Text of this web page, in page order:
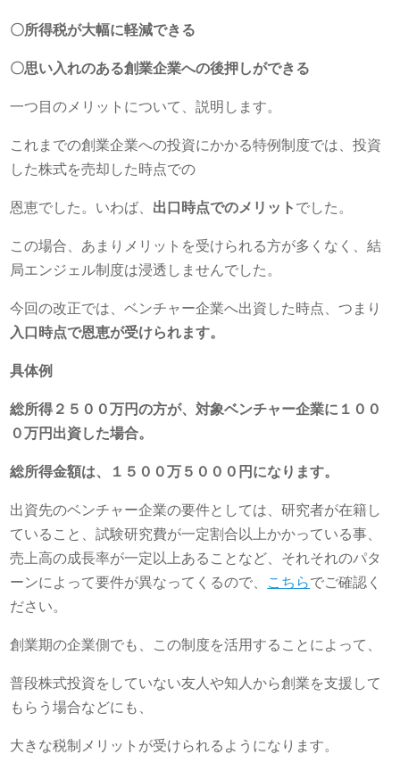
〇所得税が大幅に軽減できる
〇思い入れのある創業企業への後押しができる
一つ目のメリットについて、説明します。
これまでの創業企業への投資にかかる特例制度では、投資
した株式を売却した時点での
恩恵でした。いわば、 出口時点でのメリット でした。
この場合、あまりメリットを受けられる方が多くなく、結
局エンジェル制度は浸透しませんでした。
今回の改正では、ベンチャー企業へ出資した時点、つまり
入口時点で恩恵が受けられます。
具体例
総所得２５００万円の方が、対象ベンチャー企業に１００
０万円出資した場合。
総所得金額は、１５００万５０００円になります。
出資先のベンチャー企業の要件としては、研究者が在籍し
ていること、試験研究費が一定割合以上かかっている事、
売上高の成長率が一定以上あることなど、それそれのパタ
ーンによって要件が異なってくるので、
こちらでご確認く
ださい。
創業期の企業側でも、この制度を活用することによって、
普段株式投資をしていない友人や知人から創業を支援して
もらう場合などにも、
大きな税制メリットが受けられるようになります。